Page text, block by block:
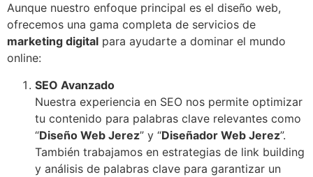
Aunque nuestro enfoque principal es el diseño web,
ofrecemos una gama completa de servicios de
marketing digital para ayudarte a dominar el mundo
online:
SEO Avanzado
Nuestra experiencia en SEO nos permite optimizar
tu contenido para palabras clave relevantes como
“Diseño Web Jerez” y “Diseñador Web Jerez”.
También trabajamos en estrategias de link building
y análisis de palabras clave para garantizar un